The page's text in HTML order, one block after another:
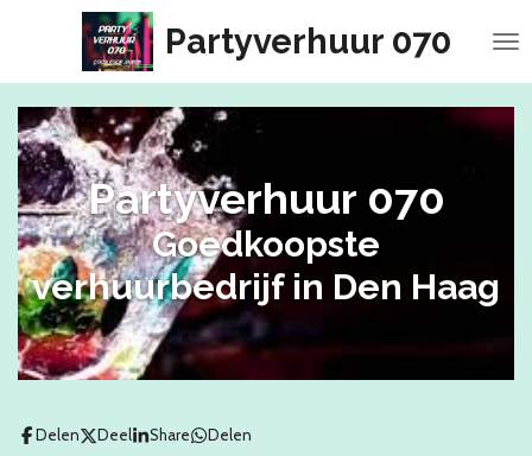
hoofdinhoud
Partyverhuur 070
Partyverhuur 070
Goedkoopste
verhuurbedrijf in Den Haag
Delen Deel Share Delen